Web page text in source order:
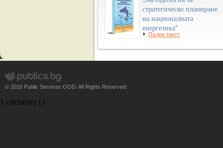
стратегическо планиране
на националната
енергетика"
Пълен текст
© 2010 Public Services OOD. All Rights Reserved.
} catch(err) {}